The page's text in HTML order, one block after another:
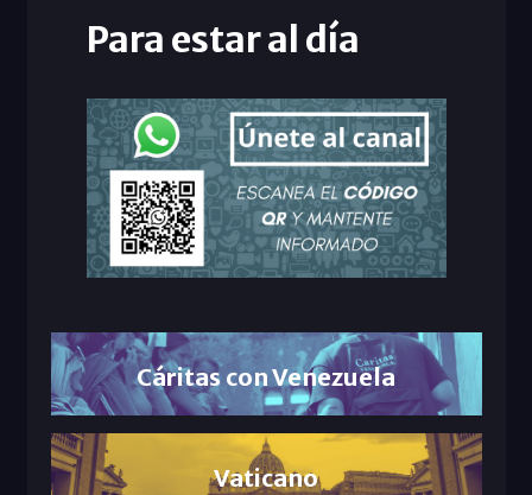
Para estar al día
Cáritas con Venezuela
Vaticano